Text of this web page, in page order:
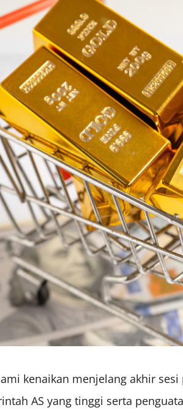
kenaikan menjelang akhir
AS yang tinggi serta